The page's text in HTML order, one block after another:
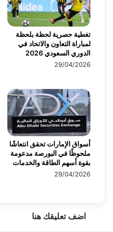
تغطية حصرية لحظة بلحظة
لمباراة التعاون والاتحاد في
الدوري السعودي 2026
29/04/2026
أسواق الإمارات تحقق انتعاشًا
ملحوظًا في البورصة مدعومة
بقوة أسهم الطاقة والخدمات
29/04/2026
اضف تعليقك هنا